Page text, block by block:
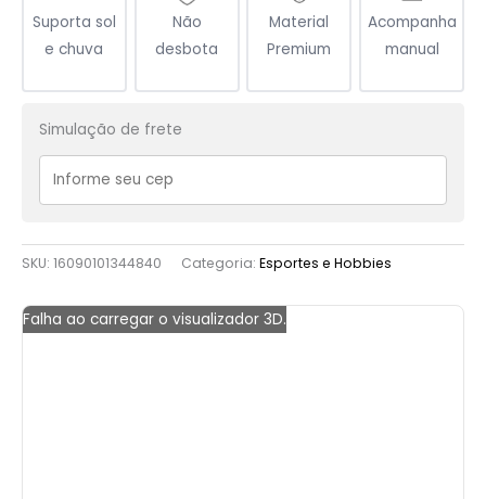
Suporta sol
e chuva
Não
desbota
Material
Premium
Acompanha
manual
Simulação de frete
SKU: 16090101344840 Categoria: Esportes e Hobbies
Falha ao carregar o visualizador 3D.